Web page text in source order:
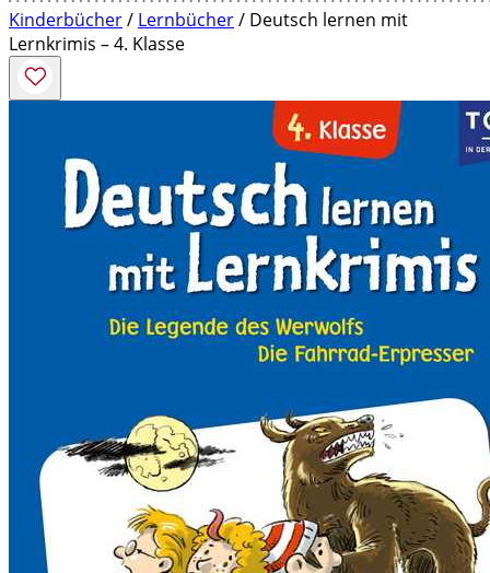
Kinderbücher/ Lernbücher/ Deutsch lernen mit
Lernkrimis – 4. Klasse